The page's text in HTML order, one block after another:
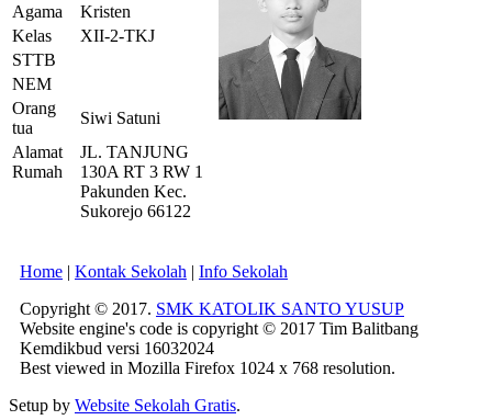
Agama
Kristen
Kelas
XII-2-TKJ
STTB
NEM
Orang
tua
Siwi Satuni
Alamat
Rumah
JL. TANJUNG
130A RT 3 RW 1
Pakunden Kec.
Sukorejo 66122
Home | Kontak Sekolah | Info Sekolah
Copyright © 2017. SMK KATOLIK SANTO YUSUP
Website engine's code is copyright © 2017 Tim Balitbang
Kemdikbud versi 16032024
Best viewed in Mozilla Firefox 1024 x 768 resolution.
Setup by Website Sekolah Gratis.